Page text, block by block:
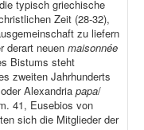
typisch griechische
Zeit (28-32),
zu liefern
derart neuen maisonnée
Bistums steht
zweiten Jahrhunderts
Alexandria papa/
41, Eusebios von
sich die Mitglieder der